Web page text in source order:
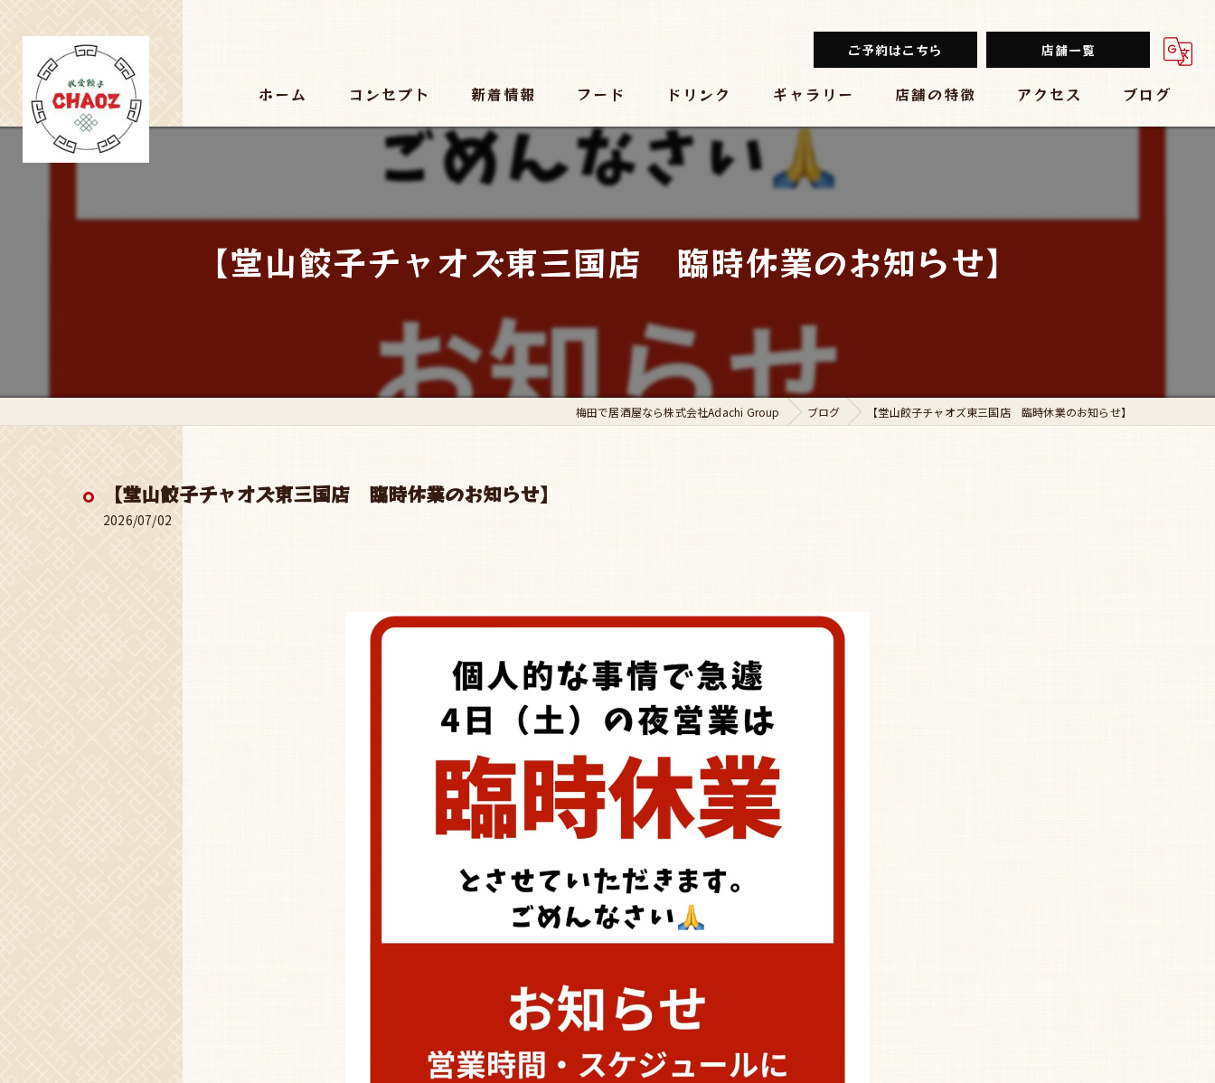
ご予約はこちら 店舗一覧
ホーム コンセプト 新着情報 フード ドリンク ギャラリー 店舗の特徴
チューハイ
アクセス
黒毛和牛食べ放題 焼肉結局たれ。梅田店
ブログ
【堂山餃子チャオズ東三国店 臨時休業のお知らせ】
梅田で居酒屋なら株式会社Adachi Group ブログ 【堂山餃子チャオズ東三国店 臨時休業のお知らせ】
【堂山餃子チャオズ東三国店 臨時休業のお知らせ】
2026/07/02